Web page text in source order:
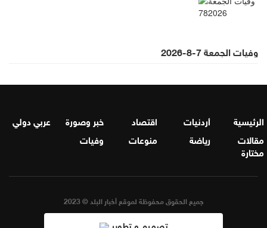
وفيات الجمعة 7-8-2026
الرئيسية أردنيات اقتصاد خبر وصورة
عربي دولي
مقالات
مختارة
رياضة منوعات وفيات
جميع الحقوق محفوظة لموقع أخبار البلد © 2023